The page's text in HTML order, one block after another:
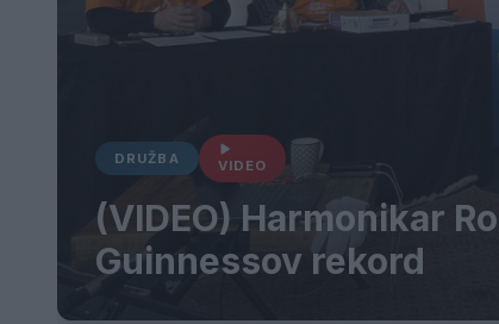
DRUŽBA VIDEO
(VIDEO) Harmonikar
Guinnessov rekord